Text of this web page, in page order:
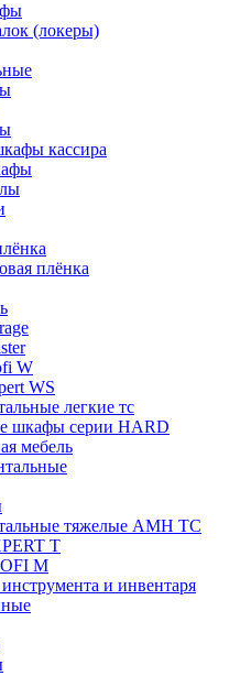
(локеры)
кассира
плёнка
W
WS
легкие тс
шкафы серии HARD
мебель
тяжелые AMH TC
T
M
и инвентаря